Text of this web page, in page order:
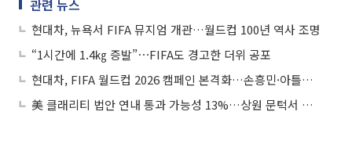
관련 뉴스
현대차, 뉴욕서 FIFA 뮤지엄 개관…월드컵 100년 역사 조명
“1시간에 1.4㎏ 증발”⋯FIFA도 경고한 더위 공포
현대차, FIFA 월드컵 2026 캠페인 본격화…손흥민·아틀라스 앞세운다
美 클래리티 법안 연내 통과 가능성 13%…상원 문턱서 제동